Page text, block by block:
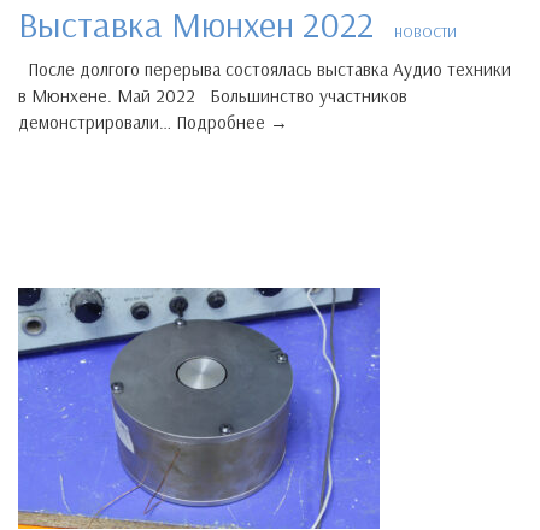
Выставка Мюнхен 2022 НОВОСТИ
После долгого перерыва состоялась выставка Аудио техники
в Мюнхене. Май 2022 Большинство участников
демонстрировали… Подробнее →